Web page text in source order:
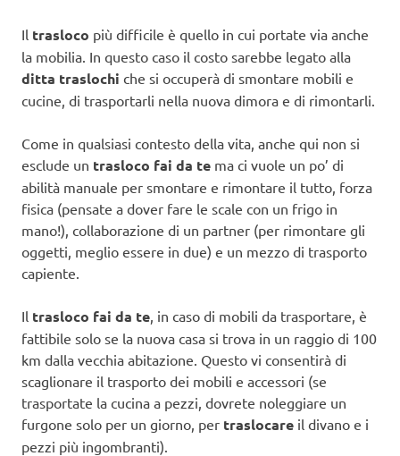
Il trasloco più difficile è quello in cui portate via anche
la mobilia. In questo caso il costo sarebbe legato alla
ditta traslochi che si occuperà di smontare mobili e
cucine, di trasportarli nella nuova dimora e di rimontarli.
Come in qualsiasi contesto della vita, anche qui non si
esclude un trasloco fai da te ma ci vuole un po’ di
abilità manuale per smontare e rimontare il tutto, forza
fisica (pensate a dover fare le scale con un frigo in
mano!), collaborazione di un partner (per rimontare gli
oggetti, meglio essere in due) e un mezzo di trasporto
capiente.
Il trasloco fai da te , in caso di mobili da trasportare, è
fattibile solo se la nuova casa si trova in un raggio di 100
km dalla vecchia abitazione. Questo vi consentirà di
scaglionare il trasporto dei mobili e accessori (se
trasportate la cucina a pezzi, dovrete noleggiare un
furgone solo per un giorno, per traslocare il divano e i
pezzi più ingombranti).